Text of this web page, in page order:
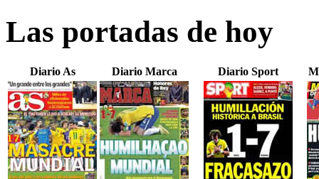
Las portadas de hoy
Diario As Diario Marca Diario Sport